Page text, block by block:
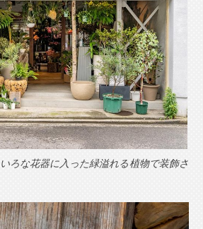
ろな花器に入った緑溢れる植物で装飾さ